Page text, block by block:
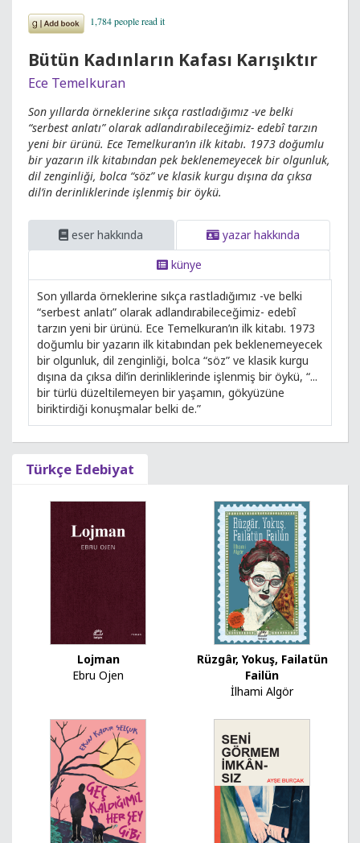
Bütün Kadınların Kafası Karışıktır
Ece Temelkuran
Son yıllarda örneklerine sıkça rastladığımız -ve belki
“serbest anlatı” olarak adlandırabileceğimiz- edebî tarzın
yeni bir ürünü. Ece Temelkuran’ın ilk kitabı. 1973 doğumlu
bir yazarın ilk kitabından pek beklenemeyecek bir olgunluk,
dil zenginliği, bolca “söz” ve klasik kurgu dışına da çıksa
dil’in derinliklerinde işlenmiş bir öykü.
eser hakkında
yazar hakkında
künye
Son yıllarda örneklerine sıkça rastladığımız -ve belki
“serbest anlatı” olarak adlandırabileceğimiz- edebî
tarzın yeni bir ürünü. Ece Temelkuran’ın ilk kitabı. 1973
doğumlu bir yazarın ilk kitabından pek beklenemeyecek
bir olgunluk, dil zenginliği, bolca “söz” ve klasik kurgu
dışına da çıksa dil’in derinliklerinde işlenmiş bir öykü, “...
bir türlü düzeltilemeyen bir yaşamın, gökyüzüne
biriktirdiği konuşmalar belki de.”
Türkçe Edebiyat
Lojman
Ebru Ojen
Rüzgâr, Yokuş, Failatün
Failün
İlhami Algör